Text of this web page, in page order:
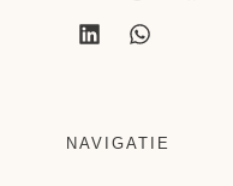
NAVIGATIE